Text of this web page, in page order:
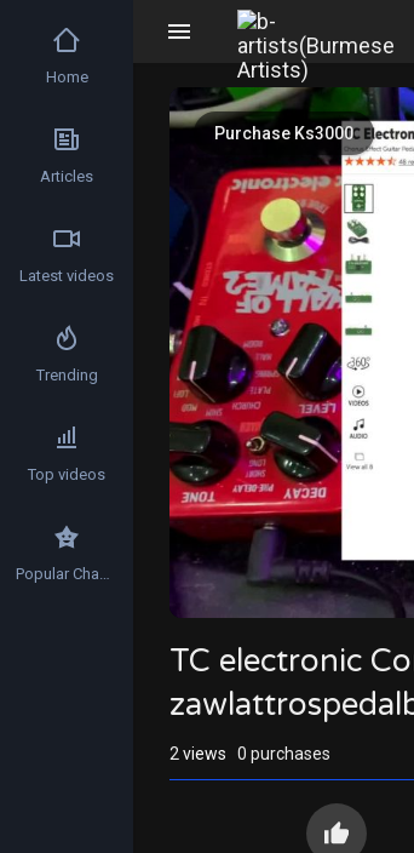
Purchase Ks3000
Video
Player
TC electronic
2 views 0 purchases
Home
Articles
Latest videos
Trending
Top videos
Popular Channels